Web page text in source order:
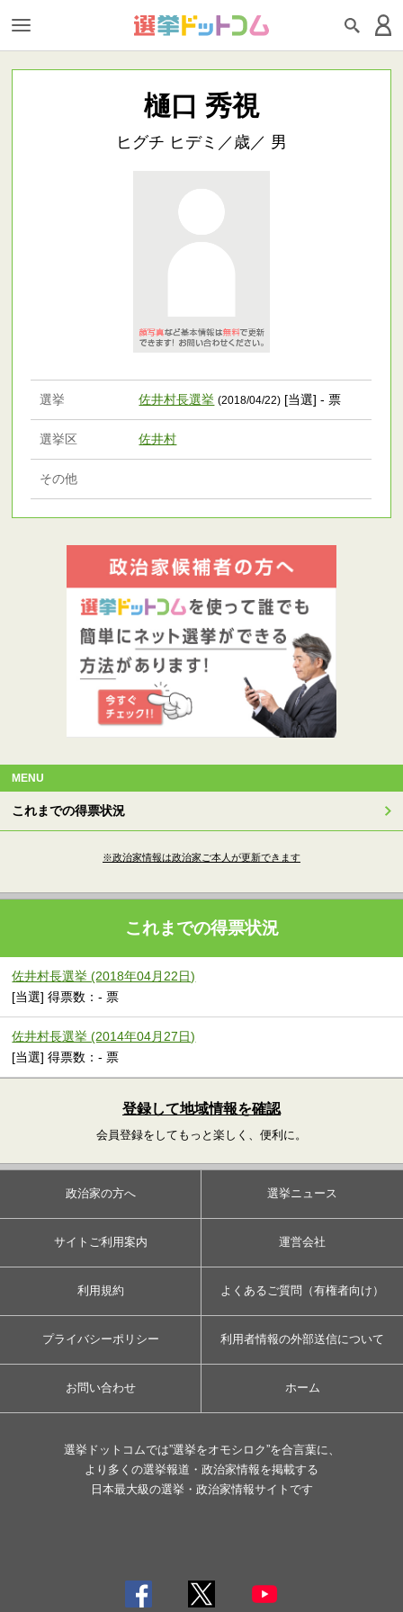
樋口 秀視
ヒグチ ヒデミ／歳／ 男
選挙 佐井村長選挙 (2018/04/22) [当選] - 票
選挙区 佐井村
その他
MENU
これまでの得票状況
※政治家情報は政治家ご本人が更新できます
これまでの得票状況
佐井村長選挙 (2018年04月22日)
[当選] 得票数：- 票
佐井村長選挙 (2014年04月27日)
[当選] 得票数：- 票
登録して地域情報を確認
会員登録をしてもっと楽しく、便利に。
政治家の方へ 選挙ニュース
サイトご利用案内 運営会社
利用規約 よくあるご質問（有権者向け）
プライバシーポリシー 利用者情報の外部送信について
お問い合わせ ホーム
選挙ドットコムでは”選挙をオモシロク”を合言葉に、
より多くの選挙報道・政治家情報を掲載する
日本最大級の選挙・政治家情報サイトです